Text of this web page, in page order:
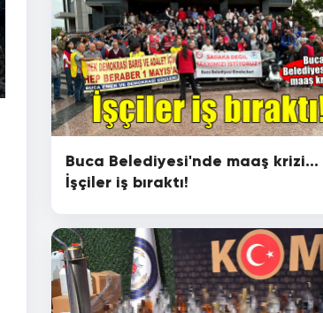
Buca Belediyesi'nde maaş krizi...
İşçiler iş bıraktı!